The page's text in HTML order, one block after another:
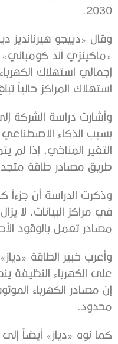
2030.
وقال «دييجو هيرنانديز
إجمالي استهلاك
استهلاك المراكز حالياً تبلغ 2 %
وأشارت دراسة الشركة
بسبب الذكاء
التغير المناخي، إذا لم
طريق مصادر طاقة
وذكرت الدراسة أن جزءاً
في مراكز البيانات، لا
مصادر تعمل بالوقود
وأعرب خبير الطاقة
على الكهرباء النظيفة
إن مصادر الكهرباء
محدود.
كما نوه «دياز» أيضاً